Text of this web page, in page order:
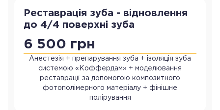
Реставрація зуба - відновлення
до 4/4 поверхні зуба
6 500 грн
Анестезія + препарування зуба + ізоляція зуба
системою «Коффердам» + моделювання
реставрації за допомогою композитного
фотополімерного матеріалу + фінішне
полірування